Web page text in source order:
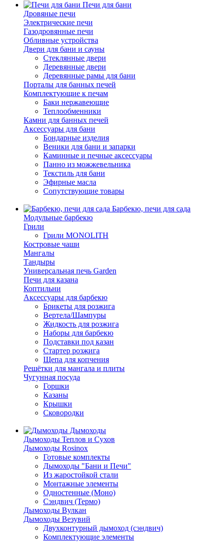
Печи для бани
Дровяные печи
Электрические печи
Газодровянные печи
Обливные устройства
Двери для бани и сауны
Стеклянные двери
Деревянные двери
Деревянные рамы для бани
Порталы для банных печей
Комплектующие к печам
Баки нержавеющие
Теплообменники
Камни для банных печей
Аксессуары для бани
Бондарные изделия
Веники для бани и запарки
Каминные и печные аксессуары
Панно из можжевельника
Текстиль для бани
Эфирные масла
Сопутствующие товары
Барбекю, печи для сада
Модульные барбекю
Грили
Грили MONOLITH
Костровые чаши
Мангалы
Тандыры
Универсальная печь Garden
Печи для казана
Коптильни
Аксессуары для барбекю
Брикеты для розжига
Вертела/Шампуры
Жидкость для розжига
Наборы для барбекю
Подставки под казан
Стартер розжига
Щепа для копчения
Решётки для мангала и плиты
Чугунная посуда
Горшки
Казаны
Крышки
Сковородки
Дымоходы
Дымоходы Теплов и Сухов
Дымоходы Rosinox
Готовые комплекты
Дымоходы "Бани и Печи"
Из жаростойкой стали
Монтажные элементы
Одностенные (Моно)
Сэндвич (Термо)
Дымоходы Вулкан
Дымоходы Везувий
Двухконтурный дымоход (сэндвич)
Комплектующие элементы